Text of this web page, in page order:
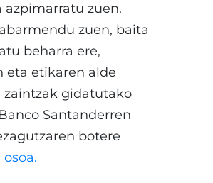
zuen.
zuen, baita
beharra ere,
eta etikaren alde
zaintzak gidatutako
Santanderren
botere